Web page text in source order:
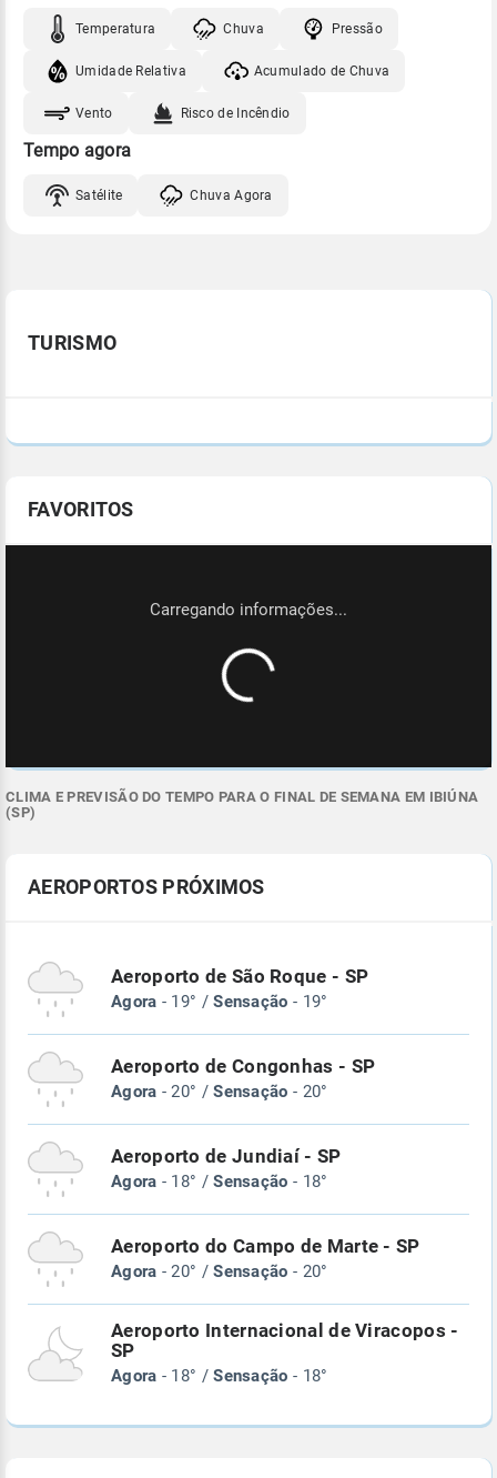
Temperatura Chuva Pressão
Umidade Relativa Acumulado de Chuva
Vento Risco de Incêndio
Tempo agora
Satélite Chuva Agora
TURISMO
FAVORITOS
CLIMA E PREVISÃO DO TEMPO PARA O FINAL DE SEMANA EM IBIÚNA
(SP)
AEROPORTOS PRÓXIMOS
Aeroporto de São Roque - SP
Agora - 19° /Sensação - 19°
Aeroporto de Congonhas - SP
Agora - 20° /Sensação - 20°
Aeroporto de Jundiaí - SP
Agora - 18° /Sensação - 18°
Aeroporto do Campo de Marte - SP
Agora - 20° /Sensação - 20°
Aeroporto Internacional de Viracopos -
SP
Agora - 18° /Sensação - 18°